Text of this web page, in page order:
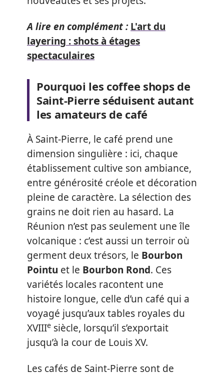
A lire en complément : L'art du
layering : shots à étages
spectaculaires
Pourquoi les coffee shops de
Saint-Pierre séduisent autant
les amateurs de café
À Saint-Pierre, le café prend une
dimension singulière : ici, chaque
établissement cultive son ambiance,
entre générosité créole et décoration
pleine de caractère. La sélection des
grains ne doit rien au hasard. La
Réunion n’est pas seulement une île
volcanique : c’est aussi un terroir où
germent deux trésors, le Bourbon
Pointu et le Bourbon Rond. Ces
variétés locales racontent une
histoire longue, celle d’un café qui a
voyagé jusqu’aux tables royales du
XVIIIe siècle, lorsqu’il s’exportait
jusqu’à la cour de Louis XV.
Les cafés de Saint-Pierre sont de